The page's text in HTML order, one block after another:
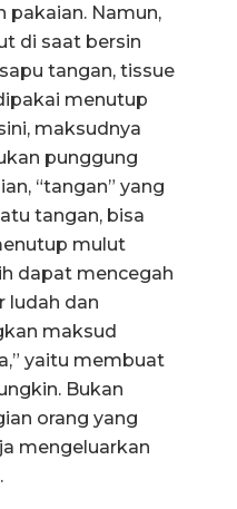
pakaian. Namun,
di saat bersin
tangan, tissue
menutup
maksudnya
punggung
“tangan” yang
tangan, bisa
mulut
dapat mencegah
ludah dan
maksud
yaitu membuat
Bukan
orang yang
mengeluarkan